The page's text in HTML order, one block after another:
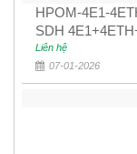
HPOM-4E1-
SDH
Liên hệ
07-01-2026